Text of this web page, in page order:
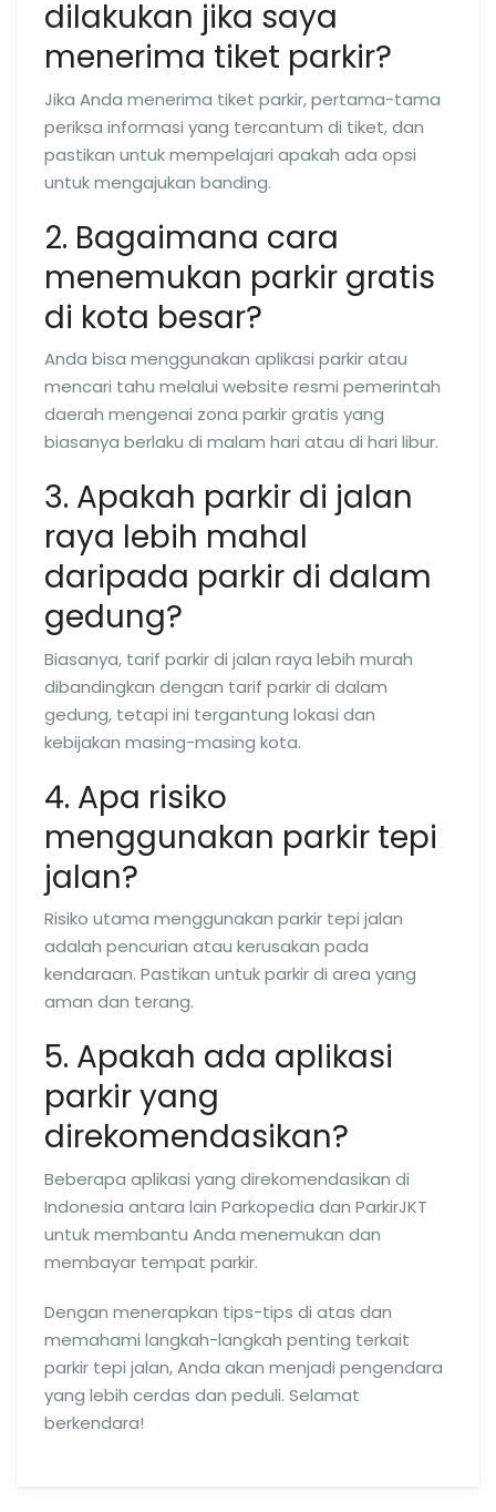
dilakukan jika saya
menerima tiket parkir?
Jika Anda menerima tiket parkir, pertama-tama
periksa informasi yang tercantum di tiket, dan
pastikan untuk mempelajari apakah ada opsi
untuk mengajukan banding.
2. Bagaimana cara
menemukan parkir gratis
di kota besar?
Anda bisa menggunakan aplikasi parkir atau
mencari tahu melalui website resmi pemerintah
daerah mengenai zona parkir gratis yang
biasanya berlaku di malam hari atau di hari libur.
3. Apakah parkir di jalan
raya lebih mahal
daripada parkir di dalam
gedung?
Biasanya, tarif parkir di jalan raya lebih murah
dibandingkan dengan tarif parkir di dalam
gedung, tetapi ini tergantung lokasi dan
kebijakan masing-masing kota.
4. Apa risiko
menggunakan parkir tepi
jalan?
Risiko utama menggunakan parkir tepi jalan
adalah pencurian atau kerusakan pada
kendaraan. Pastikan untuk parkir di area yang
aman dan terang.
5. Apakah ada aplikasi
parkir yang
direkomendasikan?
Beberapa aplikasi yang direkomendasikan di
Indonesia antara lain Parkopedia dan ParkirJKT
untuk membantu Anda menemukan dan
membayar tempat parkir.
Dengan menerapkan tips-tips di atas dan
memahami langkah-langkah penting terkait
parkir tepi jalan, Anda akan menjadi pengendara
yang lebih cerdas dan peduli. Selamat
berkendara!